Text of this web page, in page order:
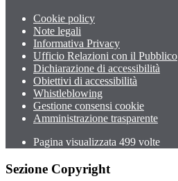
Cookie policy
Note legali
Informativa Privacy
Ufficio Relazioni con il Pubblico
Dichiarazione di accessibilità
Obiettivi di accessibilità
Whistleblowing
Gestione consensi cookie
Amministrazione trasparente
Pagina visualizzata 499 volte
Sezione Copyright